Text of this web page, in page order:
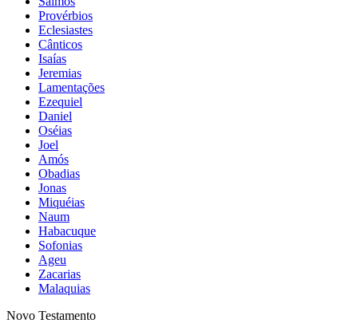
Provérbios
Eclesiastes
Cânticos
Isaías
Jeremias
Lamentações
Ezequiel
Daniel
Oséias
Joel
Amós
Obadias
Jonas
Miquéias
Naum
Habacuque
Sofonias
Ageu
Zacarias
Malaquias
Novo Testamento